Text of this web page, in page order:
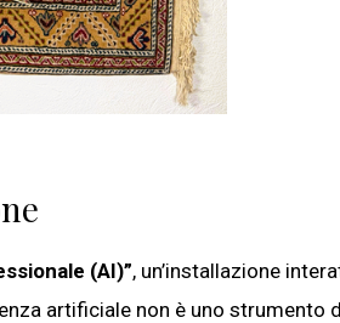
(AI)”, un’installazione
artificiale non è uno strumento